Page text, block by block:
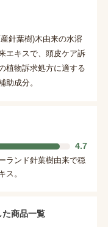
針葉樹)木由来の水溶
エキスで、頭皮ケア訴
植物訴求処方に適する
助成分。
4.7
ランド針葉樹由来で穏
ス。
た商品一覧